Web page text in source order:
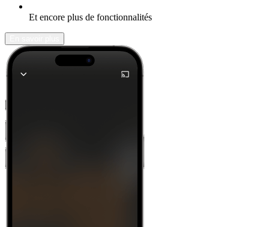
Et encore plus de fonctionnalités